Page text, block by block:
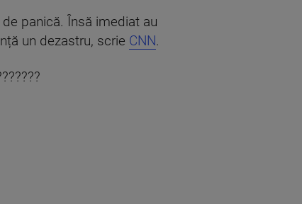
panică. Însă imediat au
un dezastru, scrie CNN.